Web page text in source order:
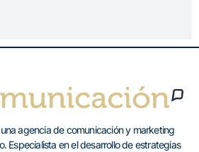
agencia de comunicación y marketing
Especialista en el desarrollo de estrategias